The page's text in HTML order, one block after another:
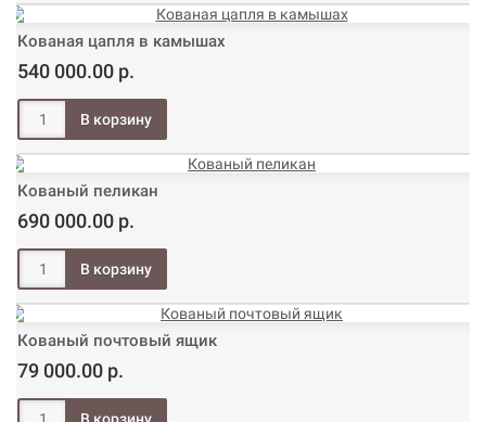
Кованая цапля в камышах
540 000.00 р.
Кованый пеликан
690 000.00 р.
Кованый почтовый ящик
79 000.00 р.